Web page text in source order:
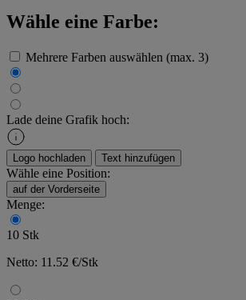
Wähle eine Farbe:
Mehrere Farben auswählen (max. 3)
Lade deine Grafik hoch:
Logo hochladen Text hinzufügen
Wähle eine Position:
auf der Vorderseite
Menge:
10 Stk
Netto: 11.52 €/Stk